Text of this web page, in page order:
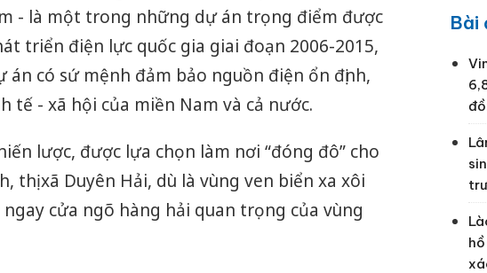
- là một trong những dự án trọng điểm được
triển điện lực quốc gia giai đoạn 2006-2015,
án có sứ mệnh đảm bảo nguồn điện ổn định,
tế - xã hội của miền Nam và cả nước.
lược, được lựa chọn làm nơi “đóng đô” cho
thị xã Duyên Hải, dù là vùng ven biển xa xôi
cửa ngõ hàng hải quan trọng của vùng
Bài